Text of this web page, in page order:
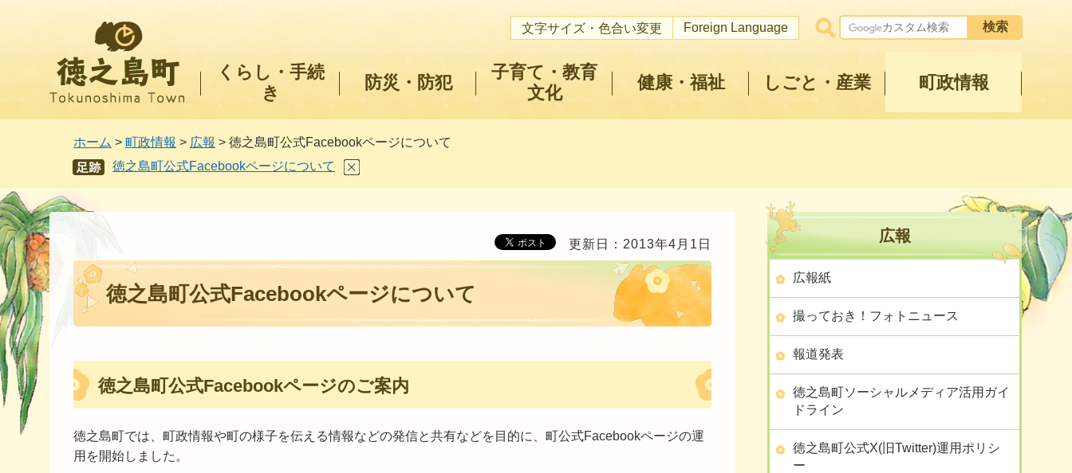
文字サイズ・色合い変更 Foreign Language
くらし・手続
き
防災・防犯
子育て・教育
文化
健康・福祉 しごと・産業 町政情報
ホーム > 町政情報 > 広報 > 徳之島町公式Facebookページについて
あし
あと
徳之島町公式Facebookページについて
更新日：2013年4月1日
徳之島町公式Facebookページについて
徳之島町公式Facebookページのご案内
徳之島町では、町政情報や町の様子を伝える情報などの発信と共有などを目的に、町公式Facebookページの運
用を開始しました。
広報
広報紙
撮っておき！フォトニュース
報道発表
徳之島町ソーシャルメディア活用ガイ
ドライン
徳之島町公式X(旧Twitter)運用ポリシ
ー